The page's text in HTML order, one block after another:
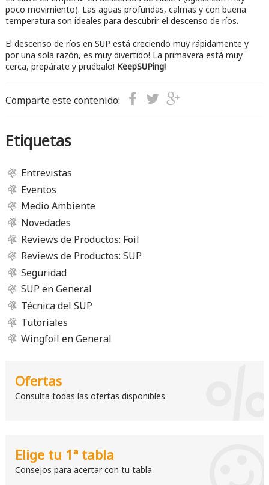
poco movimiento). Las aguas profundas, calmas y con buena
temperatura son ideales para descubrir el descenso de ríos.
El descenso de ríos en SUP está creciendo muy rápidamente y
por una sola razón, es muy divertido! La primavera está muy
cerca, prepárate y pruébalo! KeepSUPing!
Comparte este contenido:
Etiquetas
Entrevistas
Eventos
Medio Ambiente
Novedades
Reviews de Productos: Foil
Reviews de Productos: SUP
Seguridad
SUP en General
Técnica del SUP
Tutoriales
Wingfoil en General
Ofertas
Consulta todas las ofertas disponibles
Elige tu 1ª tabla
Consejos para acertar con tu tabla